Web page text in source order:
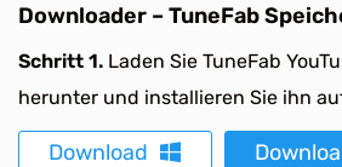
Downloader – TuneFab
Schritt 1. Laden Sie TuneFab
herunter und installieren Sie ihn
Download